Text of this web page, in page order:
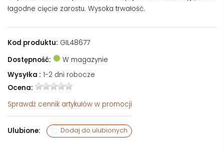
łagodne cięcie zarostu. Wysoka trwałość.
Kod produktu: GIL48677
Dostępność:
W magazynie
Wysyłka : 1-2 dni robocze
Ocena:
Sprawdź cennik artykułów w promocji
Ulubione: Dodaj do ulubionych